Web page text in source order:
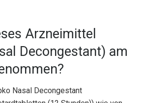
Arzneimittel
Decongestant) am
Nasal Decongestant